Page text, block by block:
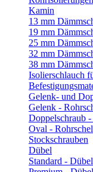
Kamin
13 mm
19 mm
25 mm
32 mm
38 mm
Isolierschlauch
Gelenk- und
Gelenk -
Doppelschraub
Oval -
Stockschrauben
Dübel
Standard -